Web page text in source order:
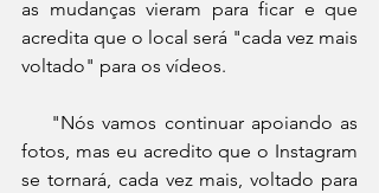
as mudanças vieram para ficar e que
acredita que o local será "cada vez mais
voltado" para os vídeos.
fotos, mas eu acredito que o Instagram
se tornará, cada vez mais, voltado para